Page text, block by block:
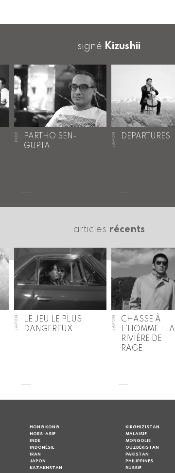
signé Kizushii
INDE
PARTHO SEN-
GUPTA
JAPON DEPARTURES
articles récents
JAPON
LE JEU LE PLUS
DANGEREUX
JAPON
CHASSE À
L’HOMME : LA
RIVIÈRE DE
RAGE
HONG KONG
HORS-ASIE
INDE
INDONÉSIE
IRAN
JAPON
KAZAKHSTAN
KIRGHIZISTAN
MALAISIE
MONGOLIE
OUZBÉKISTAN
PAKISTAN
PHILIPPINES
RUSSIE